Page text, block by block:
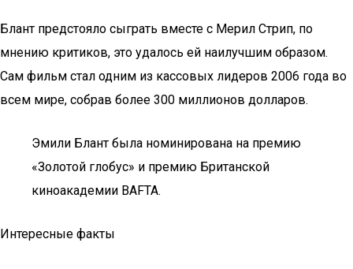
Блант предстояло сыграть вместе с Мерил Стрип, по
мнению критиков, это удалось ей наилучшим образом.
Сам фильм стал одним из кассовых лидеров 2006 года во
всем мире, собрав более 300 миллионов долларов.
Эмили Блант была номинирована на премию
«Золотой глобус» и премию Британской
киноакадемии BAFTA.
Интересныe факты